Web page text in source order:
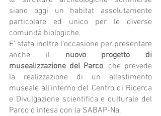
siano oggi un habitat assolutamente
particolare ed unico per le diverse
comunità biologiche.
E’ stata inoltre l’occasione per presentare
anche il nuovo progetto di
musealizzazione del Parco, che prevede
la realizzazione di un allestimento
museale all’interno del Centro di Ricerca
e Divulgazione scientifica e culturale del
Parco d’intesa con la SABAP-Na.